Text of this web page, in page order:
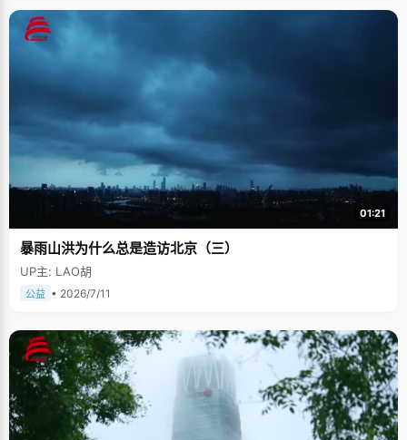
01:21
暴雨山洪为什么总是造访北京（三）
UP主: LAO胡
公益 • 2026/7/11